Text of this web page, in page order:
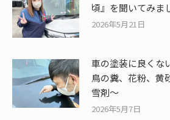
頃』を聞いてみま
2026年5月21日
車の塗装に良くな
鳥の糞、花粉、黄
雪剤～
2026年5月7日